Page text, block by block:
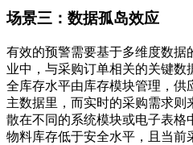
场景三：数据孤岛效应
有效的预警需要基于多维度数据
业中，与采购订单相关的关键
全库存水平由库存模块管理，供
主数据里，而实时的采购需求则
散在不同的系统模块或电子表格
物料库存低于安全水平，且当前